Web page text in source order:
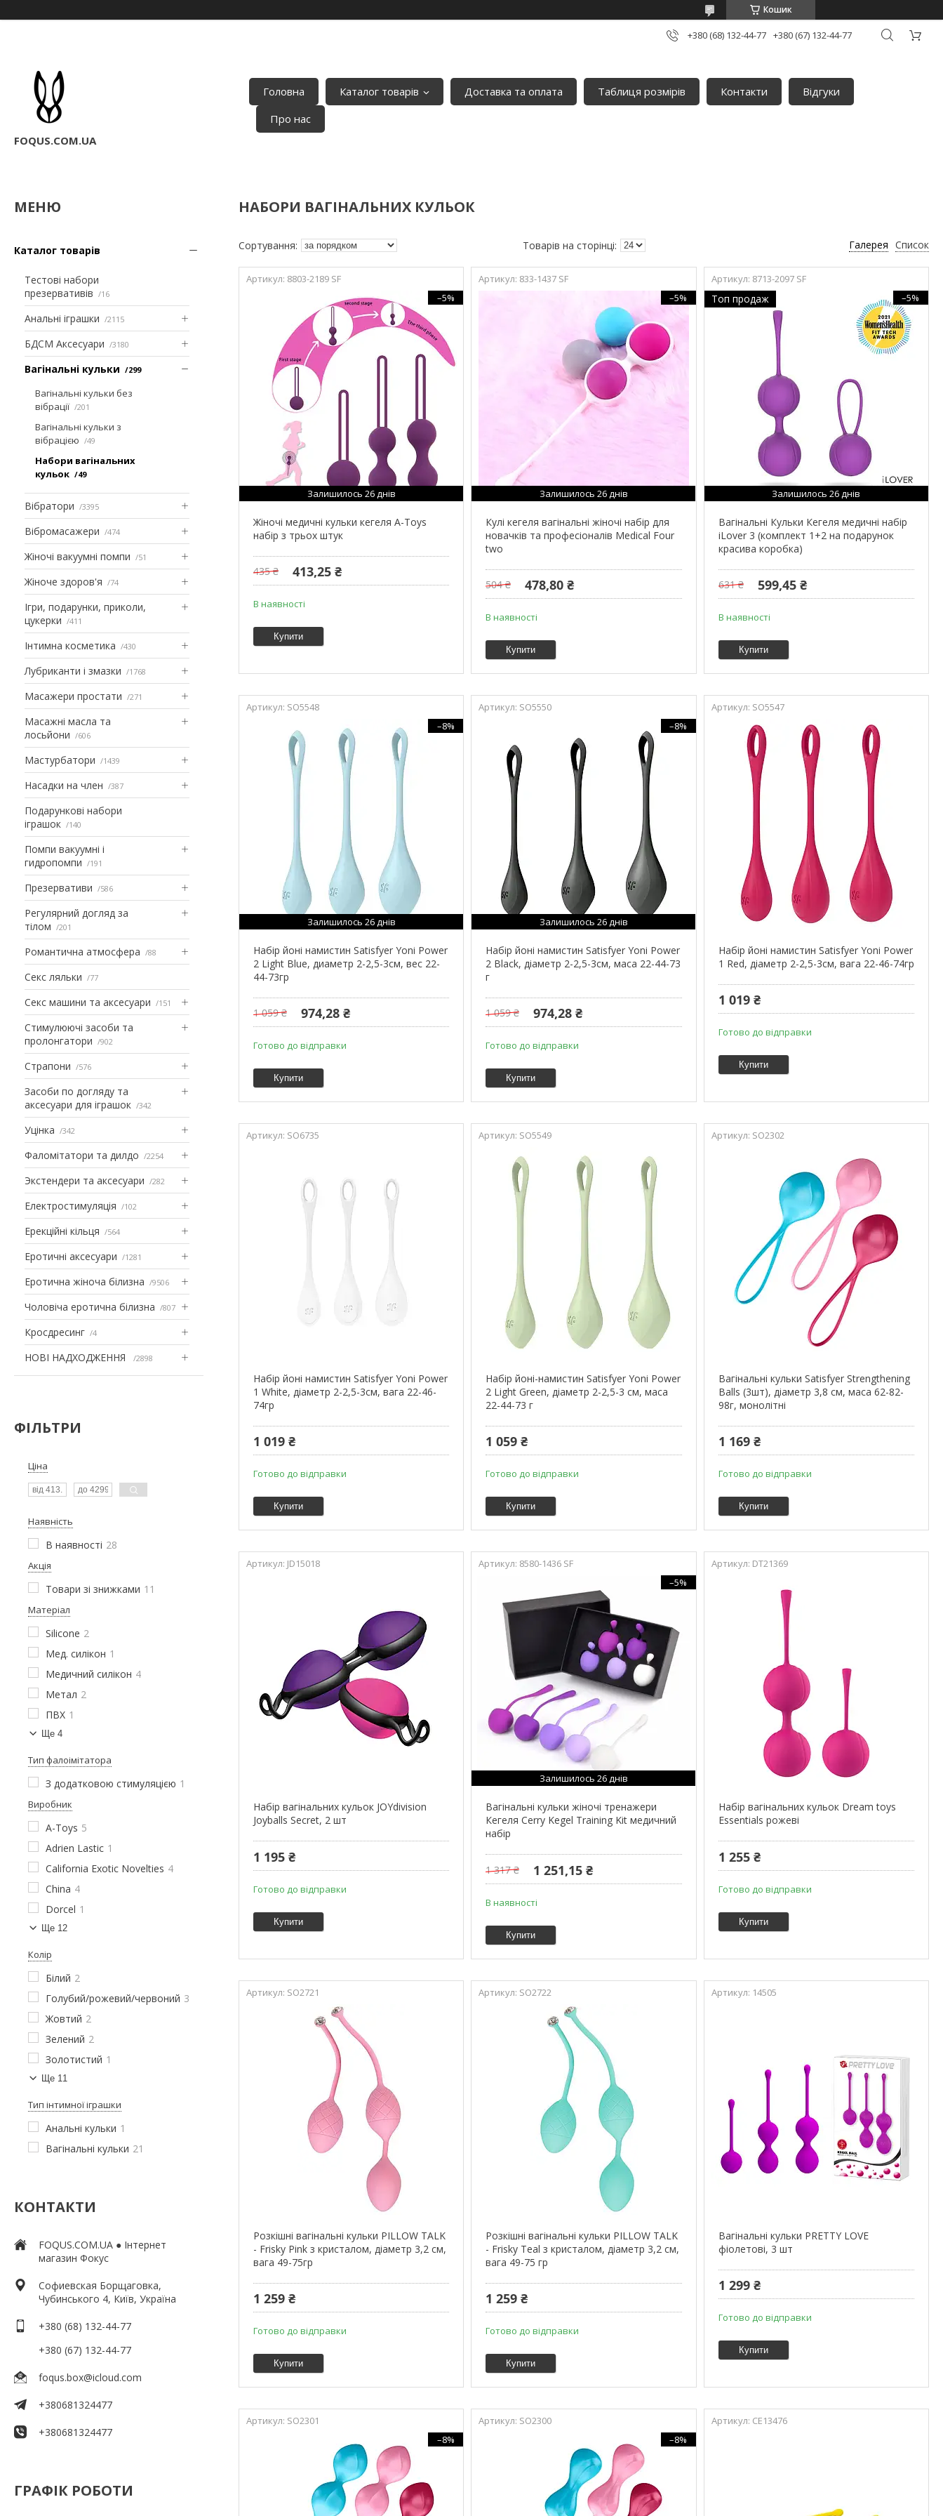
Кошик
+380 (68) 132-44-77 +380 (67) 132-44-77
FOQUS.COM.UA
Головна Каталог товарів Доставка та оплата Таблиця розмірів Контакти
Відгуки
Про нас
Каталог товарів
Тестові набори
презервативів
16
Анальні іграшки 2115
БДСМ Аксесуари 3180
Вагінальні кульки 299
Вагінальні кульки без
вібрації
201
Вагінальні кульки з
вібрацією
49
Набори вагінальних
кульок
49
Вібратори 3395
Вібромасажери 474
Жіночі вакуумні помпи 51
Жіноче здоров'я 74
Ігри, подарунки, приколи,
цукерки
411
Інтимна косметика 430
Лубриканти і змазки 1768
Масажери простати 271
Масажні масла та
лосьйони
606
Мастурбатори 1439
Насадки на член 387
Подарункові набори
іграшок
140
Помпи вакуумні і
гидропомпи
191
Презервативи 586
Регулярний догляд за
тілом
201
Романтична атмосфера 88
Секс ляльки 77
Секс машини та аксесуари 151
Стимулюючі засоби та
пролонгатори
902
Страпони 576
Засоби по догляду та
аксесуари для іграшок
342
Уцінка 342
Фаломітатори та дилдо 2254
Экстендери та аксесуари 282
Електростимуляція 102
Ерекційні кільця 564
Еротичні аксесуари 1281
Еротична жіноча білизна 9506
Чоловіча еротична білизна 807
Кросдресинг 4
НОВІ НАДХОДЖЕННЯ 2898
ФІЛЬТРИ
Ціна
Наявність
В наявності 28
Акція
Товари зі знижками 11
Матеріал
Silicone 2
Мед. силікон 1
Медичний силікон 4
Метал 2
ПВХ 1
Ще 4
Тип фалоімітатора
З додатковою стимуляцією 1
Виробник
A-Toys 5
Adrien Lastic 1
California Exotic Novelties 4
China 4
Dorcel 1
Ще 12
Колір
Білий 2
Голубий/рожевий/червоний 3
Жовтий 2
Зелений 2
Золотистий 1
Ще 11
Тип інтимної іграшки
Анальні кульки 1
Вагінальні кульки 21
КОНТАКТИ
FOQUS.COM.UA ● Інтернет
магазин Фокус
Софиевская Борщаговка,
Чубинського 4, Київ, Україна
+380 (68) 132-44-77
+380 (67) 132-44-77
foqus.box@icloud.com
+380681324477
+380681324477
ГРАФІК РОБОТИ
НАБОРИ ВАГІНАЛЬНИХ КУЛЬОК
Галерея Список
8803-2189 SF
–5%
Залишилось 26 днів
Жіночі медичні кульки кегеля A-Toys
набір з трьох штук
435 ₴ 413,25 ₴
В наявності
Купити
833-1437 SF
–5%
Залишилось 26 днів
Кулі кегеля вагінальні жіночі набір для
новачків та професіоналів Medical Four
two
504 ₴ 478,80 ₴
В наявності
Купити
8713-2097 SF
Топ продаж –5%
Залишилось 26 днів
Вагінальні Кульки Кегеля медичні набір
iLover 3 (комплект 1+2 на подарунок
красива коробка)
631 ₴ 599,45 ₴
В наявності
Купити
SO5548
–8%
Залишилось 26 днів
Набір йоні намистин Satisfyer Yoni Power
2 Light Blue, диаметр 2-2,5-3см, вес 22-
44-73гр
1 059 ₴ 974,28 ₴
Готово до відправки
Купити
SO5550
–8%
Залишилось 26 днів
Набір йоні намистин Satisfyer Yoni Power
2 Black, діаметр 2-2,5-3см, маса 22-44-73
г
1 059 ₴ 974,28 ₴
Готово до відправки
Купити
SO5547
Набір йоні намистин Satisfyer Yoni Power
1 Red, діаметр 2-2,5-3см, вага 22-46-74гр
1 019 ₴
Готово до відправки
Купити
SO6735
Набір йоні намистин Satisfyer Yoni Power
1 White, діаметр 2-2,5-3см, вага 22-46-
74гр
1 019 ₴
Готово до відправки
Купити
SO5549
Набір йоні-намистин Satisfyer Yoni Power
2 Light Green, діаметр 2-2,5-3 см, маса
22-44-73 г
1 059 ₴
Готово до відправки
Купити
SO2302
Вагінальні кульки Satisfyer Strengthening
Balls (3шт), діаметр 3,8 см, маса 62-82-
98г, монолітні
1 169 ₴
Готово до відправки
Купити
JD15018
Набір вагінальних кульок JOYdivision
Joyballs Secret, 2 шт
1 195 ₴
Готово до відправки
Купити
8580-1436 SF
–5%
Залишилось 26 днів
Вагінальні кульки жіночі тренажери
Кегеля Cerry Kegel Training Kit медичний
набір
1 317 ₴ 1 251,15 ₴
В наявності
Купити
DT21369
Набір вагінальних кульок Dream toys
Еssentials рожеві
1 255 ₴
Готово до відправки
Купити
SO2721
Розкішні вагінальні кульки PILLOW TALK
- Frisky Pink з кристалом, діаметр 3,2 см,
вага 49-75гр
1 259 ₴
Готово до відправки
Купити
SO2722
Розкішні вагінальні кульки PILLOW TALK
- Frisky Teal з кристалом, діаметр 3,2 см,
вага 49-75 гр
1 259 ₴
Готово до відправки
Купити
14505
Вагінальні кульки PRETTY LOVE
фіолетові, 3 шт
1 299 ₴
Готово до відправки
Купити
SO2301
–8%
SO2300
–8%
CE13476